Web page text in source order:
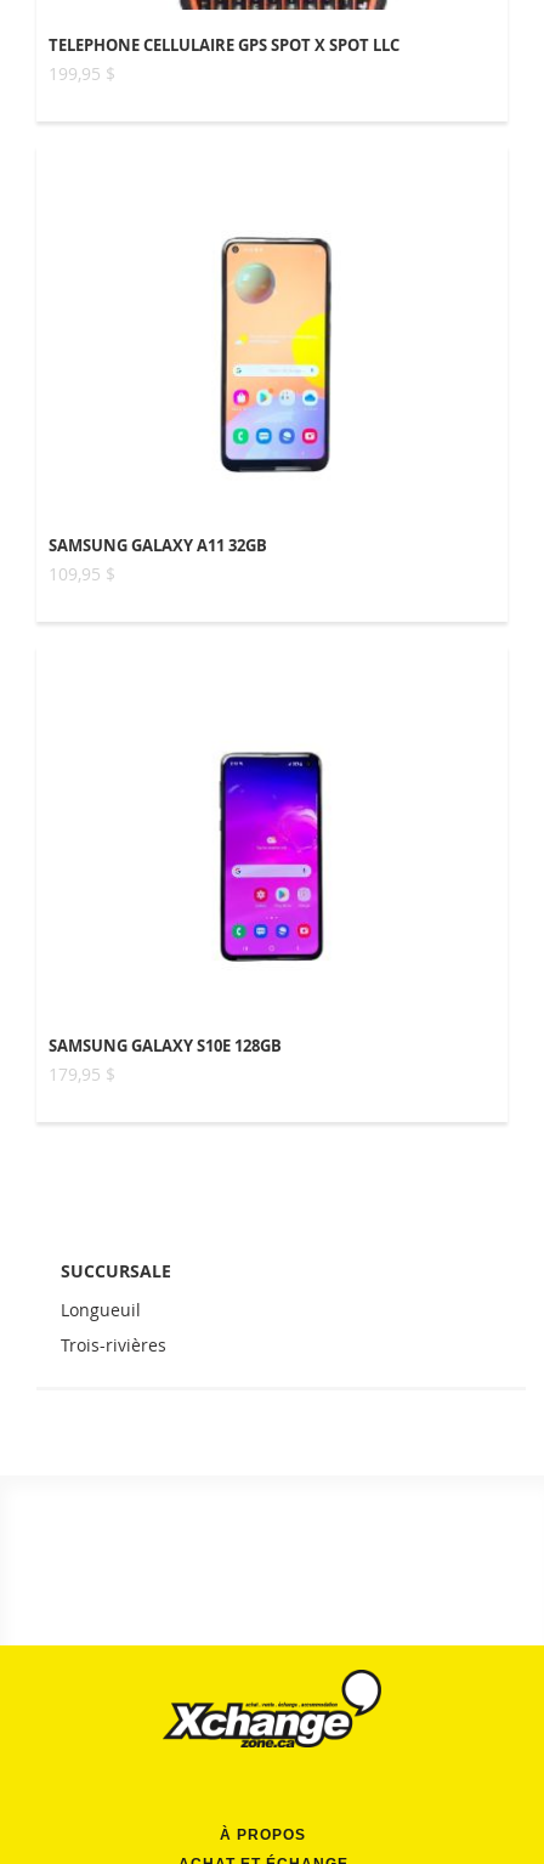
TELEPHONE CELLULAIRE GPS SPOT X SPOT LLC
199,95 $
SAMSUNG GALAXY A11 32GB
109,95 $
SAMSUNG GALAXY S10E 128GB
179,95 $
SUCCURSALE
Longueuil
Trois-rivières
À PROPOS